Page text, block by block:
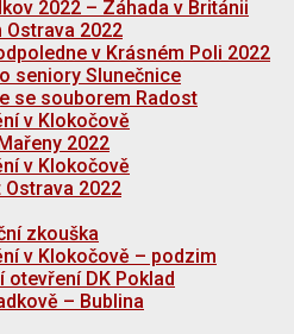
2022 – Záhada v Británii
Ostrava 2022
v Krásném Poli 2022
seniory Slunečnice
se souborem Radost
v Klokočově
2022
v Klokočově
2022
zkouška
v Klokočově – podzim
otevření DK Poklad
– Bublina